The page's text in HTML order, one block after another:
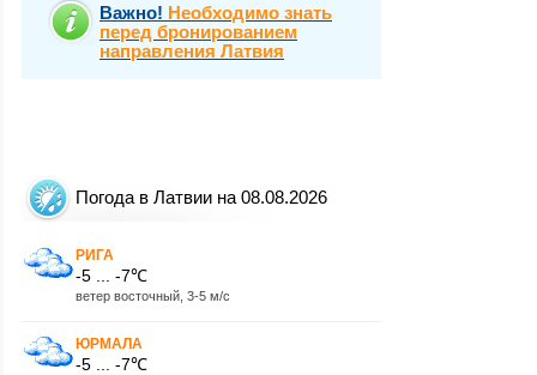
Важно! Необходимо знать
перед бронированием
направления Латвия
Погода в Латвии на 08.08.2026
РИГА
-5 ... -7℃
ветер восточный, 3-5 м/с
ЮРМАЛА
-5 ... -7℃